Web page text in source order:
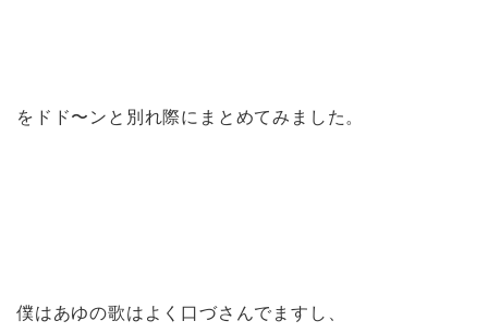
をドド〜ンと別れ際にまとめてみました。
僕はあゆの歌はよく口づさんでますし、